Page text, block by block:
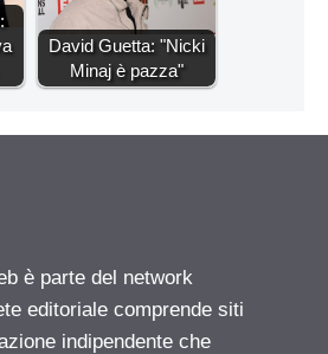
David Guetta: "Nicki
Minaj è pazza"
è parte del network
editoriale comprende siti
indipendente che